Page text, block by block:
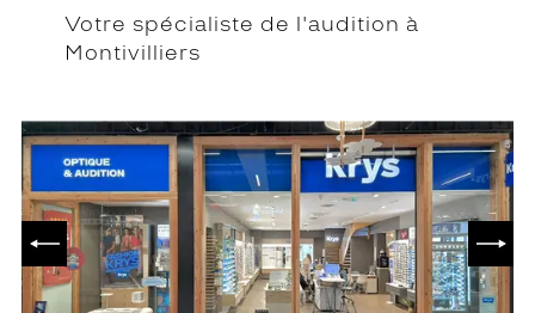
Votre spécialiste de l'audition à
Montivilliers
PRÉCÉDENT